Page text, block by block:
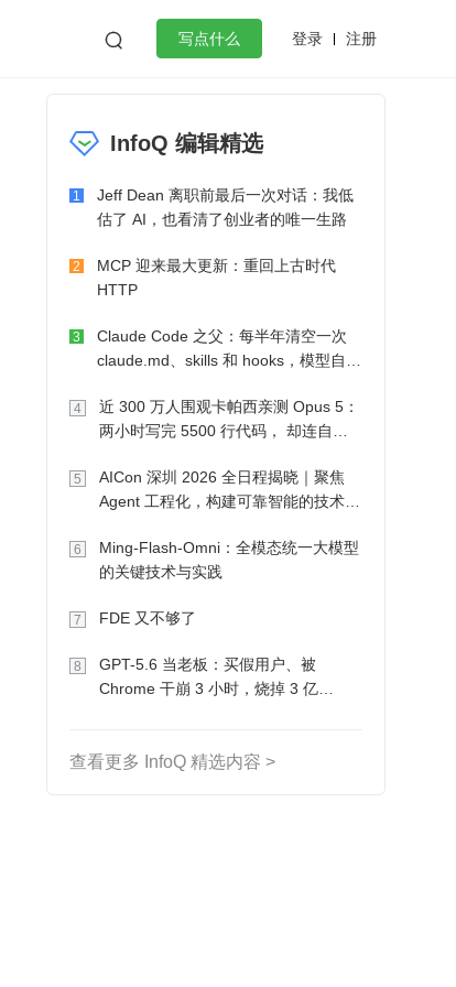
 写点什么 登录 注册
微服务架构 flutter
InfoQ 编辑精选
1
Jeff Dean 离职前最后一次对话：我低
估了 AI，也看清了创业者的唯一生路
2
MCP 迎来最大更新：重回上古时代
HTTP
3
Claude Code 之父：每半年清空一次
claude.md、skills 和 hooks，模型自己
4
近 300 万人围观卡帕西亲测 Opus 5：
两小时写完 5500 行代码， 却连自己
5
AICon 深圳 2026 全日程揭晓｜聚焦
Agent 工程化，构建可靠智能的技术路
6
Ming-Flash-Omni：全模态统一大模型
的关键技术与实践
7 FDE 又不够了
8
GPT-5.6 当老板：买假用户、被
Chrome 干崩 3 小时，烧掉 3 亿
查看更多 InfoQ 精选内容 >